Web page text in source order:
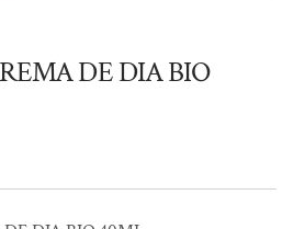
DE DIA BIO